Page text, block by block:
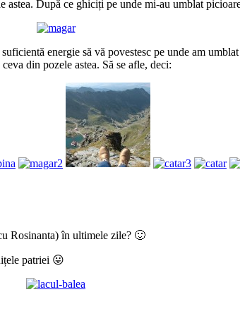
astea. După ce ghiciți pe unde mi-au umblat
energie să vă povestesc pe unde am
din pozele astea. Să se afle, deci:
Rosinanta) în ultimele zile? 🙂
patriei 😛